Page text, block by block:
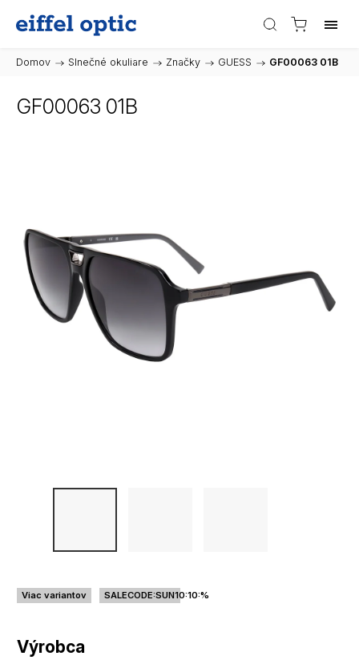
Domov / Slnečné okuliare / Značky / GUESS / GF00063 01B
GF00063 01B
Výrobca
Viac variantov SALECODE:SUN10:10:%